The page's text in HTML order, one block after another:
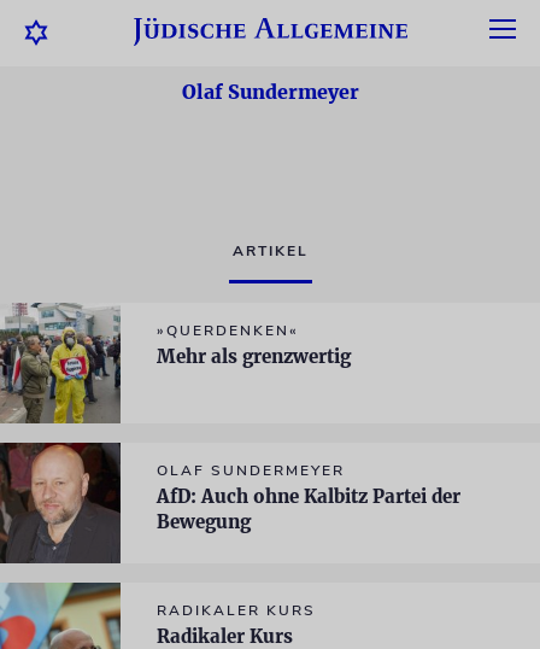
Olaf Sundermeyer
ARTIKEL
»QUERDENKEN«
Mehr als grenzwertig
OLAF SUNDERMEYER
AfD: Auch ohne Kalbitz Partei der
Bewegung
RADIKALER KURS
Radikaler Kurs